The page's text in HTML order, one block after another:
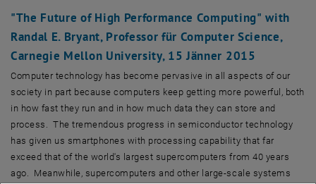
"The Future of High Performance Computing" with
Randal E. Bryant, Professor für Computer Science,
Carnegie Mellon University, 15 Jänner 2015
Computer technology has become pervasive in all aspects of our
society in part because computers keep getting more powerful, both
in how fast they run and in how much data they can store and
process. The tremendous progress in semiconductor technology
has given us smartphones with processing capability that far
exceed that of the world's largest supercomputers from 40 years
ago. Meanwhile, supercomputers and other large-scale systems